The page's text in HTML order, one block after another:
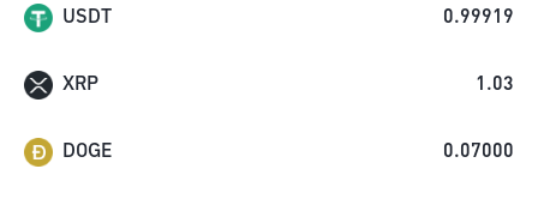
USDT 0.99919
XRP 1.03
DOGE 0.07000